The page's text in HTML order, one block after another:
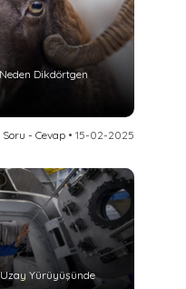
Dikdörtgen
Soru - Cevap• 15-02-2025
Yürüyüşünde